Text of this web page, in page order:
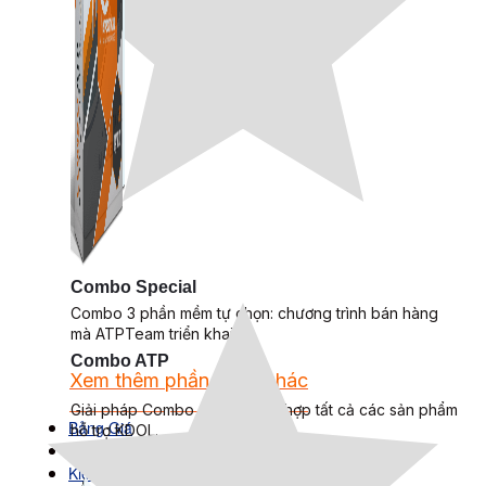
Combo Special
Combo 3 phần mềm tự chọn: chương trình bán hàng
mà ATPTeam triển khai.
Xem thêm phần mềm khác
Xem thêm phần mềm khác
Bảng Giá
Kiến Thức Marketing
Combo ATP
Giải pháp Combo ATP là tổng hợp tất cả các sản phẩm
hỗ trợ KDOL.